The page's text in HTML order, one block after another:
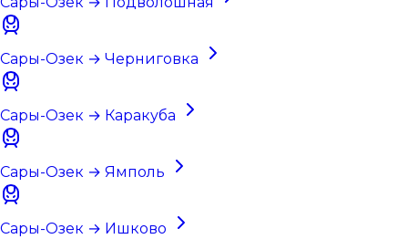
Сары-Озек → Черниговка
Сары-Озек → Каракуба
Сары-Озек → Ямполь
Сары-Озек → Ишково